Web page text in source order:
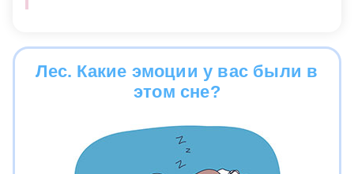
Лес. Какие эмоции у вас были в
этом сне?